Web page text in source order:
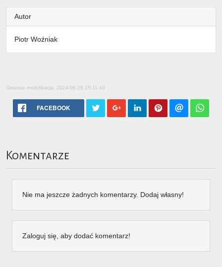
Autor
Piotr Woźniak
Ostatnia modyfikacja: 2024-06-28 15:11:49
FACEBOOK
Komentarze
Nie ma jeszcze żadnych komentarzy. Dodaj własny!
Zaloguj się, aby dodać komentarz!